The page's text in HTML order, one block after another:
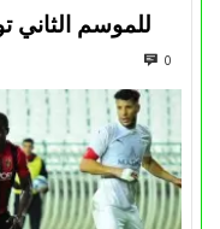
للموسم الثاني
0